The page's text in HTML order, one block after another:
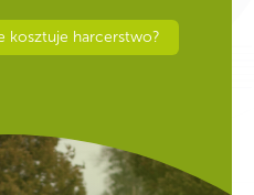
kosztuje harcerstwo?